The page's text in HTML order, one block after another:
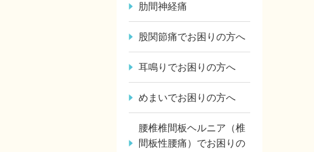
肋間神経痛
股関節痛でお困りの方へ
耳鳴りでお困りの方へ
めまいでお困りの方へ
腰椎椎間板ヘルニア（椎
間板性腰痛）でお困りの